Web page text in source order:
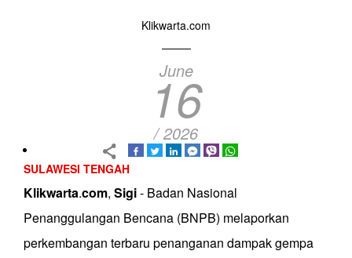
Klikwarta.com
June
16
/ 2026
SULAWESI TENGAH
Klikwarta.com, Sigi- Badan Nasional
Penanggulangan Bencana (BNPB) melaporkan
perkembangan terbaru penanganan dampak gempa